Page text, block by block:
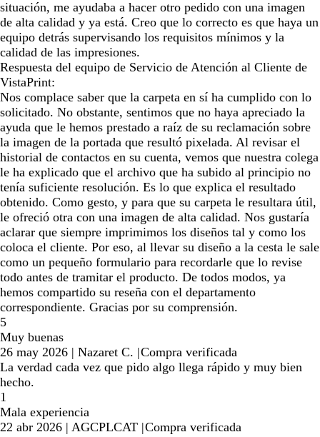
situación, me ayudaba a hacer otro pedido con una imagen
de alta calidad y ya está. Creo que lo correcto es que haya un
equipo detrás supervisando los requisitos mínimos y la
calidad de las impresiones.
Respuesta del equipo de Servicio de Atención al Cliente de
VistaPrint:
Nos complace saber que la carpeta en sí ha cumplido con lo
solicitado. No obstante, sentimos que no haya apreciado la
ayuda que le hemos prestado a raíz de su reclamación sobre
la imagen de la portada que resultó pixelada. Al revisar el
historial de contactos en su cuenta, vemos que nuestra colega
le ha explicado que el archivo que ha subido al principio no
tenía suficiente resolución. Es lo que explica el resultado
obtenido. Como gesto, y para que su carpeta le resultara útil,
le ofreció otra con una imagen de alta calidad. Nos gustaría
aclarar que siempre imprimimos los diseños tal y como los
coloca el cliente. Por eso, al llevar su diseño a la cesta le sale
como un pequeño formulario para recordarle que lo revise
todo antes de tramitar el producto. De todos modos, ya
hemos compartido su reseña con el departamento
correspondiente. Gracias por su comprensión.
5
Muy buenas
26 may 2026 | Nazaret C. |Compra verificada
La verdad cada vez que pido algo llega rápido y muy bien
hecho.
1
Mala experiencia
22 abr 2026 | AGCPLCAT |Compra verificada